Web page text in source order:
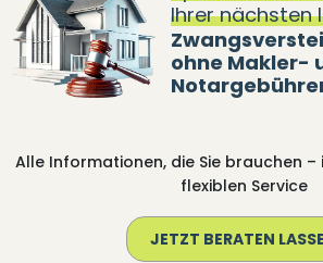
Ihrer nächsten
ohne Makler-
Alle Informationen, die Sie brauchen –
flexiblen Service
JETZT BERATEN